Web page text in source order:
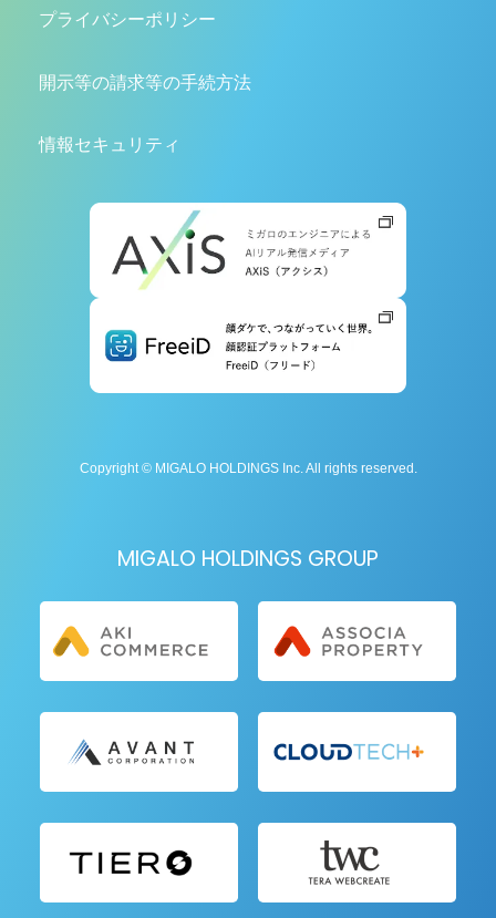
プライバシーポリシー
開示等の請求等の手続方法
情報セキュリティ
Copyright © MIGALO HOLDINGS Inc. All rights reserved.
MIGALO HOLDINGS GROUP